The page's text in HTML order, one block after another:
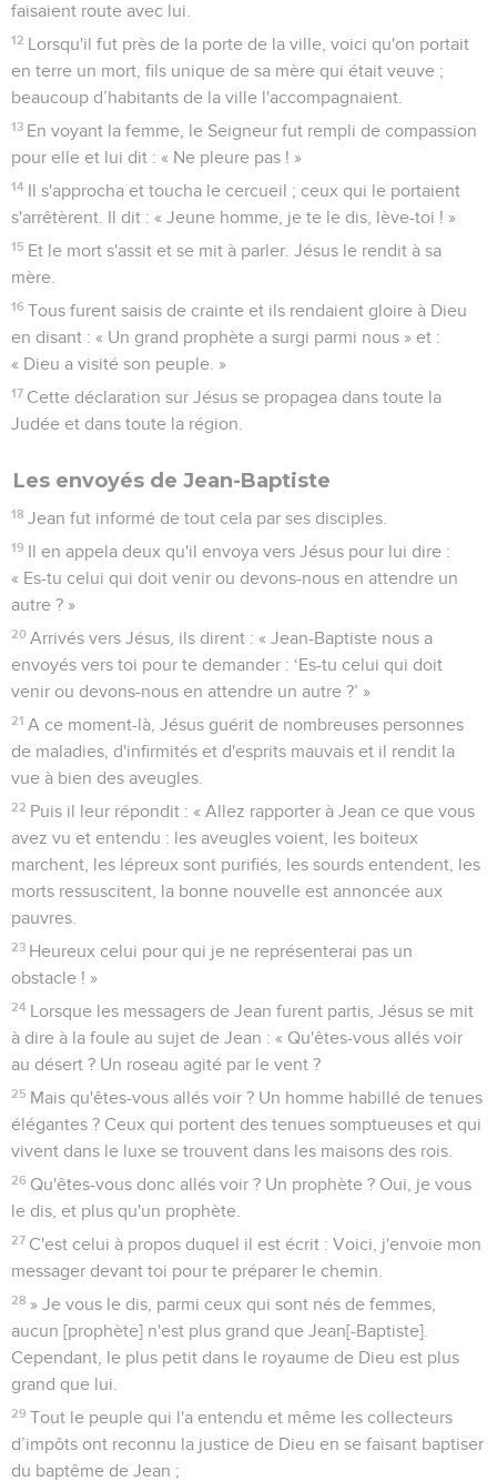
faisaient route avec lui.
12 Lorsqu'il fut près de la porte de la ville, voici qu'on portait
en terre un mort, fils unique de sa mère qui était veuve ;
beaucoup d’habitants de la ville l'accompagnaient.
13 En voyant la femme, le Seigneur fut rempli de compassion
pour elle et lui dit : « Ne pleure pas ! »
14 Il s'approcha et toucha le cercueil ; ceux qui le portaient
s'arrêtèrent. Il dit : « Jeune homme, je te le dis, lève-toi ! »
15 Et le mort s'assit et se mit à parler. Jésus le rendit à sa
mère.
16 Tous furent saisis de crainte et ils rendaient gloire à Dieu
en disant : « Un grand prophète a surgi parmi nous » et :
« Dieu a visité son peuple. »
17 Cette déclaration sur Jésus se propagea dans toute la
Judée et dans toute la région.
Les envoyés de Jean-Baptiste
18 Jean fut informé de tout cela par ses disciples.
19 Il en appela deux qu'il envoya vers Jésus pour lui dire :
« Es-tu celui qui doit venir ou devons-nous en attendre un
autre ? »
20 Arrivés vers Jésus, ils dirent : « Jean-Baptiste nous a
envoyés vers toi pour te demander : ‘Es-tu celui qui doit
venir ou devons-nous en attendre un autre ?’ »
21 A ce moment-là, Jésus guérit de nombreuses personnes
de maladies, d'infirmités et d'esprits mauvais et il rendit la
vue à bien des aveugles.
22 Puis il leur répondit : « Allez rapporter à Jean ce que vous
avez vu et entendu : les aveugles voient, les boiteux
marchent, les lépreux sont purifiés, les sourds entendent, les
morts ressuscitent, la bonne nouvelle est annoncée aux
pauvres.
23 Heureux celui pour qui je ne représenterai pas un
obstacle ! »
24 Lorsque les messagers de Jean furent partis, Jésus se mit
à dire à la foule au sujet de Jean : « Qu'êtes-vous allés voir
au désert ? Un roseau agité par le vent ?
25 Mais qu'êtes-vous allés voir ? Un homme habillé de tenues
élégantes ? Ceux qui portent des tenues somptueuses et qui
vivent dans le luxe se trouvent dans les maisons des rois.
26 Qu'êtes-vous donc allés voir ? Un prophète ? Oui, je vous
le dis, et plus qu'un prophète.
27 C'est celui à propos duquel il est écrit : Voici, j'envoie mon
messager devant toi pour te préparer le chemin.
28 » Je vous le dis, parmi ceux qui sont nés de femmes,
aucun [prophète] n'est plus grand que Jean[-Baptiste].
Cependant, le plus petit dans le royaume de Dieu est plus
grand que lui.
29 Tout le peuple qui l'a entendu et même les collecteurs
d’impôts ont reconnu la justice de Dieu en se faisant baptiser
du baptême de Jean ;